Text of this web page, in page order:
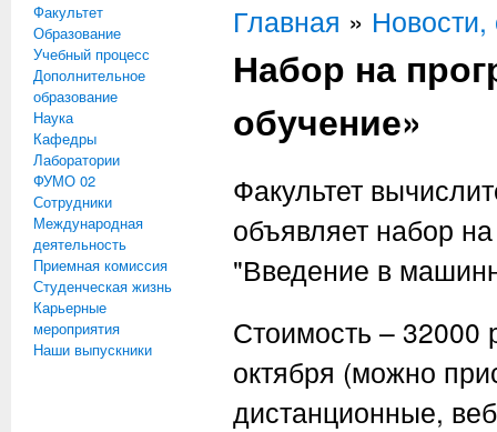
Факультет
Образование
Учебный процесс
Дополнительное
образование
Наука
Кафедры
Лаборатории
ФУМО 02
Сотрудники
Международная
деятельность
Приемная комиссия
Студенческая жизнь
Карьерные
мероприятия
Наши выпускники
Вы здесь
Главная »
Набор на
обучение»
Факультет
объявляет набор
"Введение в
Стоимость – 32000
октября (можно
дистанционные,